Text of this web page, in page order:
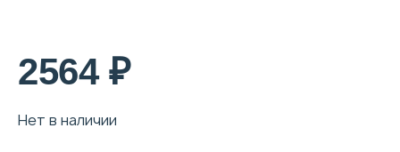
Политика конфиденциальности
2564 ₽
Нет в наличии